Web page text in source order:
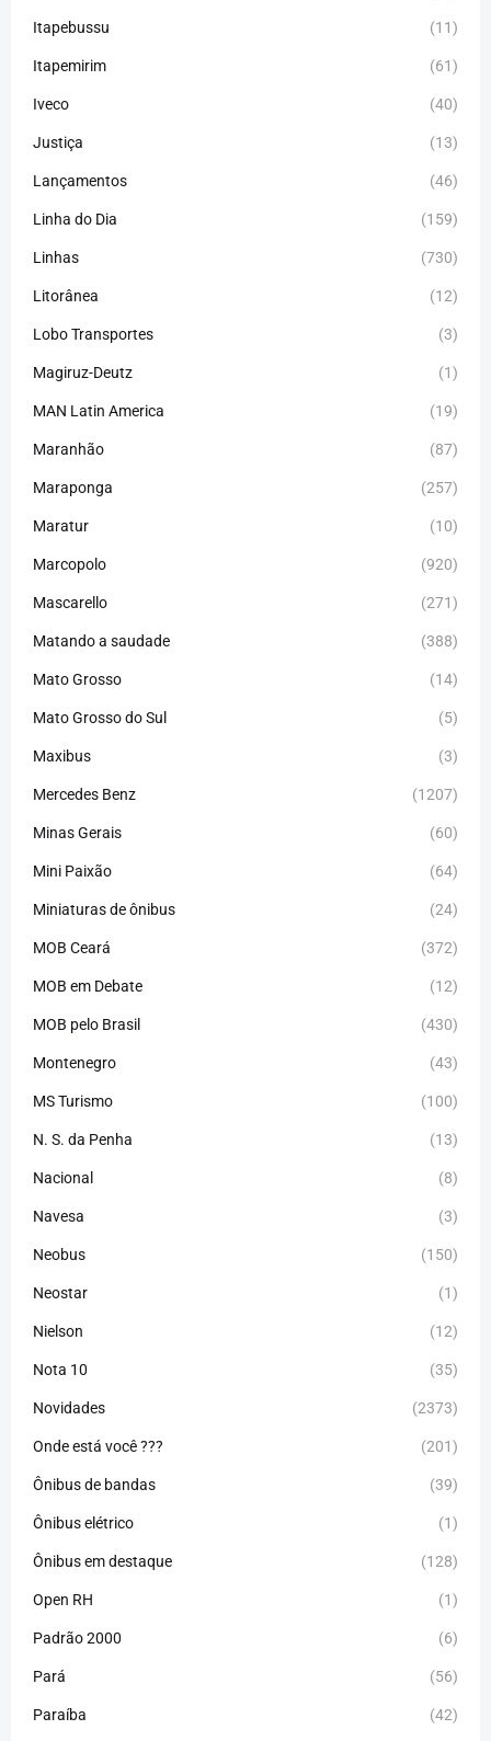
Itapebussu (11)
Itapemirim (61)
Iveco (40)
Justiça (13)
Lançamentos (46)
Linha do Dia (159)
Linhas (730)
Litorânea (12)
Lobo Transportes (3)
Magiruz-Deutz (1)
MAN Latin America (19)
Maranhão (87)
Maraponga (257)
Maratur (10)
Marcopolo (920)
Mascarello (271)
Matando a saudade (388)
Mato Grosso (14)
Mato Grosso do Sul (5)
Maxibus (3)
Mercedes Benz (1207)
Minas Gerais (60)
Mini Paixão (64)
Miniaturas de ônibus (24)
MOB Ceará (372)
MOB em Debate (12)
MOB pelo Brasil (430)
Montenegro (43)
MS Turismo (100)
N. S. da Penha (13)
Nacional (8)
Navesa (3)
Neobus (150)
Neostar (1)
Nielson (12)
Nota 10 (35)
Novidades (2373)
Onde está você ??? (201)
Ônibus de bandas (39)
Ônibus elétrico (1)
Ônibus em destaque (128)
Open RH (1)
Padrão 2000 (6)
Pará (56)
Paraíba (42)